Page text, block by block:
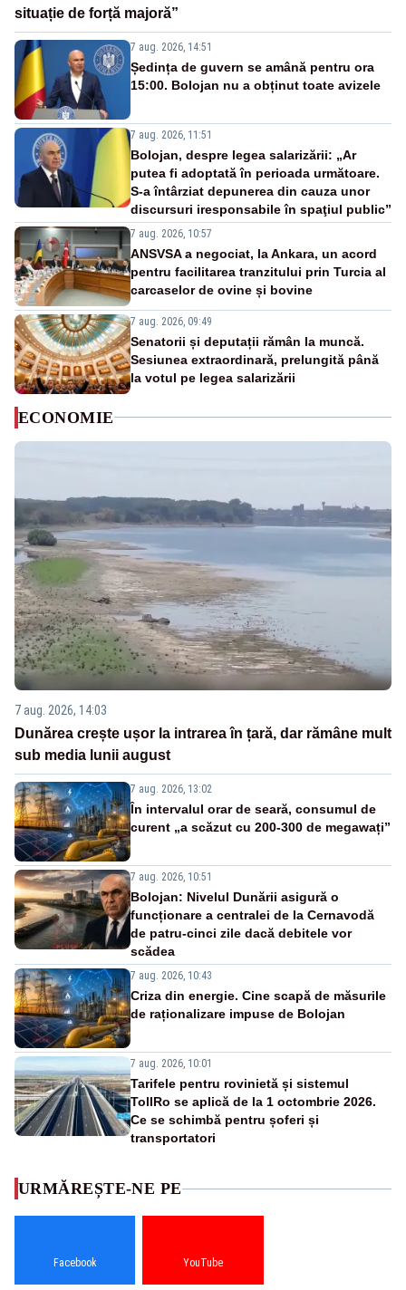
situație de forță majoră”
7 aug. 2026, 14:51
Ședința de guvern se amână pentru ora
15:00. Bolojan nu a obținut toate avizele
7 aug. 2026, 11:51
Bolojan, despre legea salarizării: „Ar
putea fi adoptată în perioada următoare.
S-a întârziat depunerea din cauza unor
discursuri iresponsabile în spaţiul public”
7 aug. 2026, 10:57
ANSVSA a negociat, la Ankara, un acord
pentru facilitarea tranzitului prin Turcia al
carcaselor de ovine și bovine
7 aug. 2026, 09:49
Senatorii și deputații rămân la muncă.
Sesiunea extraordinară, prelungită până
la votul pe legea salarizării
ECONOMIE
7 aug. 2026, 14:03
Dunărea crește ușor la intrarea în țară, dar rămâne mult
sub media lunii august
7 aug. 2026, 13:02
În intervalul orar de seară, consumul de
curent „a scăzut cu 200-300 de megawați”
7 aug. 2026, 10:51
Bolojan: Nivelul Dunării asigură o
funcționare a centralei de la Cernavodă
de patru-cinci zile dacă debitele vor
scădea
7 aug. 2026, 10:43
Criza din energie. Cine scapă de măsurile
de raționalizare impuse de Bolojan
7 aug. 2026, 10:01
Tarifele pentru rovinietă și sistemul
TollRo se aplică de la 1 octombrie 2026.
Ce se schimbă pentru șoferi și
transportatori
URMĂREȘTE-NE PE
Facebook YouTube